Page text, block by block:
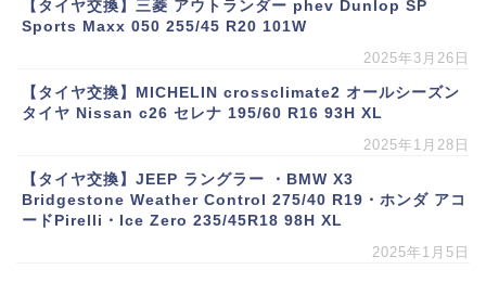
【タイヤ交換】三菱 アウトランダー phev Dunlop SP
Sports Maxx 050 255/45 R20 101W
2025年3月26日
【タイヤ交換】MICHELIN crossclimate2 オールシーズン
タイヤ Nissan c26 セレナ 195/60 R16 93H XL
2025年1月28日
【タイヤ交換】JEEP ラングラー ・BMW X3
Bridgestone Weather Control 275/40 R19・ホンダ アコ
ードPirelli・Ice Zero 235/45R18 98H XL
2025年1月5日